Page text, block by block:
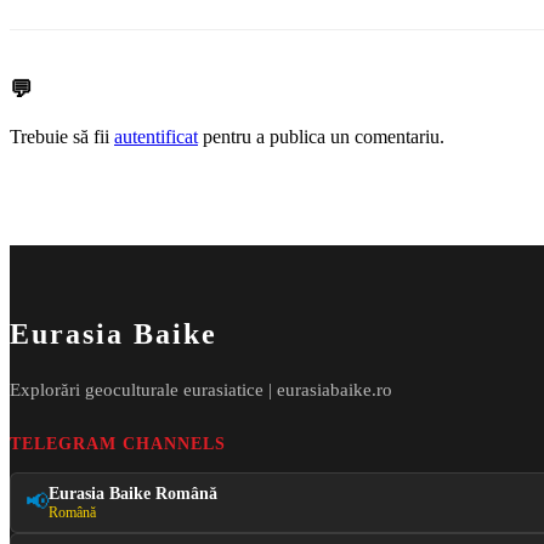
💬
Trebuie să fii autentificat pentru a publica un comentariu.
Eurasia Baike
Explorări geoculturale eurasiatice | eurasiabaike.ro
TELEGRAM CHANNELS
📢Eurasia Baike Română
Română